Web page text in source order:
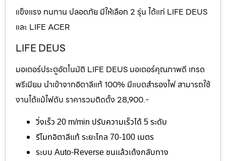
แข็งแรง ทนทาน ปลอดภัย มีให้เลือก 2 รุ่น ได้แก่ LIFE DEUS
และ LIFE ACER
LIFE DEUS
มอเตอร์ประตูอัตโนมัติ LIFE DEUS มอเตอร์คุณภาพดี เกรด
พรีเมียม นำเข้าจากอิตาลีแท้ 100% มีแบตสำรองไฟ สามารถใช้
งานได้แม้ไฟดับ ราคารวมติดตั้ง 28,900.-
วิ่งเร็ว 20 m/min ปรับความเร็วได้ 5 ระดับ
รีโมทอิตาลีแท้ ระยะไกล 70-100 เมตร
ระบบ Auto-Reverse ชนแล้วเด้งกลับทาง